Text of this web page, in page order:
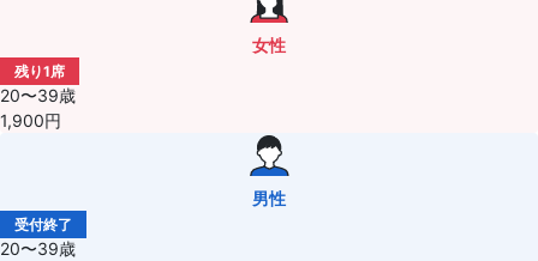
女性
残り1席
20〜39歳
1,900円
男性
受付終了
20〜39歳